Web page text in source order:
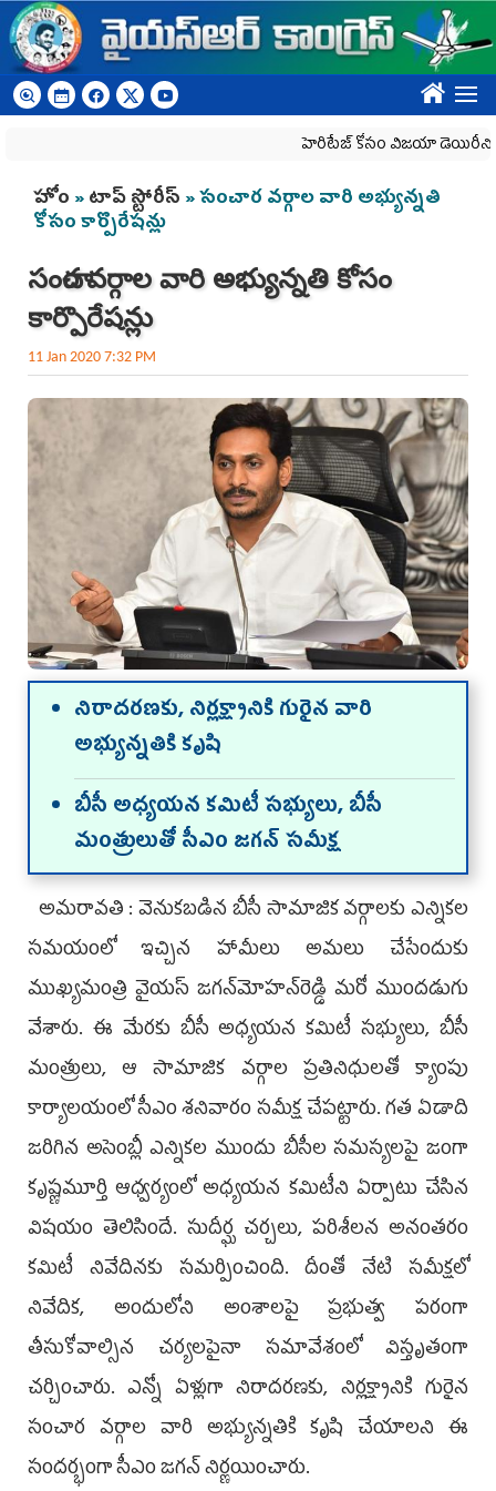
Skip to main content
????
హెరిటేజ్ కోసం విజయా డెయిరీని బలి చేసే
You are here
హోం »టాప్ స్టోరీస్ » సంచార వర్గాల వారి అభ్యున్నతి
కోసం కార్పొరేషన్లు
సంచార వర్గాల వారి అభ్యున్నతి కోసం
కార్పొరేషన్లు
11 Jan 2020 7:32 PM
నిరాదరణకు, నిర్లక్ష్యానికి గురైన వారి
అభ్యున్నతికి కృషి
బీసీ అధ్యయన కమిటీ సభ్యులు, బీసీ
మంత్రులుతో సీఎం జగన్‌ సమీక్ష
అమరావతి : వెనుకబడిన బీసీ సామాజిక వర్గాలకు ఎన్నికల
సమయంలో ఇచ్చిన హామీలు అమలు చేసేందుకు
ముఖ్యమంత్రి వైయ‌స్‌ జగన్‌మోహన్‌రెడ్డి మరో ముందడుగు
వేశారు. ఈ మేరకు బీసీ అధ్యయన కమిటీ సభ్యులు, బీసీ
మంత్రులు, ఆ సామాజిక వర్గాల ప్రతినిధులతో క్యాంపు
కార్యాలయంలో సీఎం శనివారం సమీక్ష చేపట్టారు. గత ఏడాది
జరిగిన అసెంబ్లీ ఎన్నికల ముందు బీసీల సమస్యలపై జంగా
కృష్ణమూర్తి ఆధ్వర్యంలో అధ్యయన కమిటీని ఏర్పాటు చేసిన
విషయం తెలిసిందే. సుదీర్ఘ చర్చలు, పరిశీలన అనంతరం
కమిటీ నివేదినకు సమర్పించింది. దీంతో నేటి సమీక్షలో
నివేదిక, అందులోని అంశాలపై ప్రభుత్వ పరంగా
తీసుకోవాల్సిన చర్యలపైనా సమావేశంలో విస్తృతంగా
చర్చించారు. ఎన్నో ఏళ్లుగా నిరాదరణకు, నిర్లక్ష్యానికి గురైన
సంచార వర్గాల వారి అభ్యున్నతికి కృషి చేయాలని ఈ
సందర్భంగా సీఎం జగన్‌ నిర్ణయించారు.